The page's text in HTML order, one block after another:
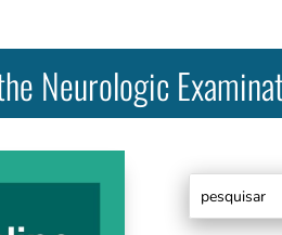
Neurologic